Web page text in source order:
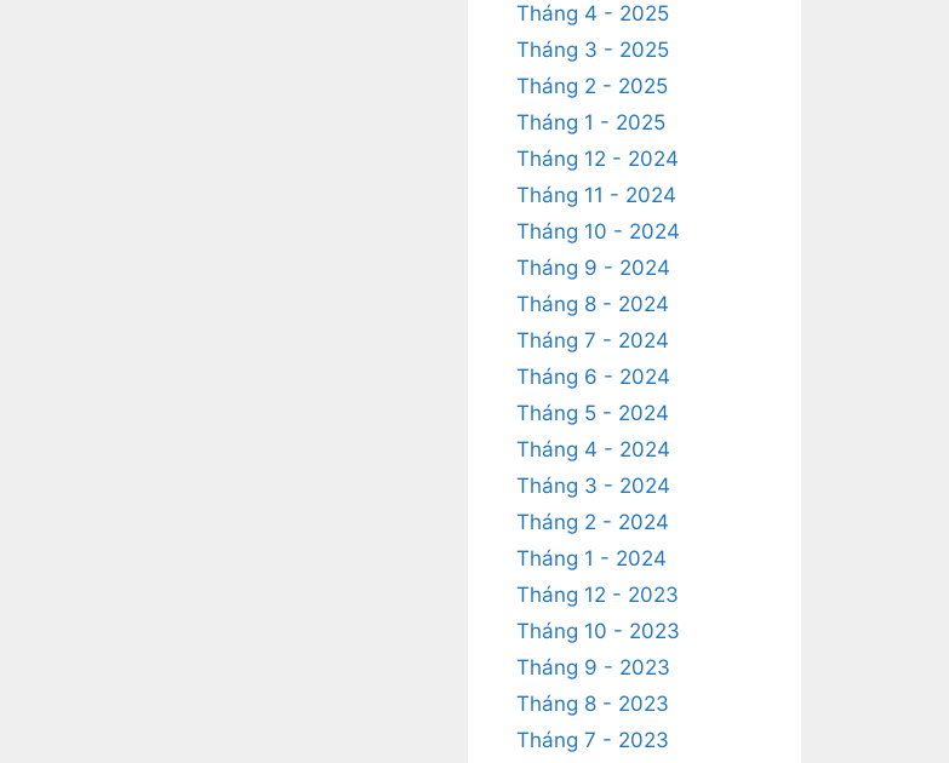
Tháng 4 - 2025
Tháng 3 - 2025
Tháng 2 - 2025
Tháng 1 - 2025
Tháng 12 - 2024
Tháng 11 - 2024
Tháng 10 - 2024
Tháng 9 - 2024
Tháng 8 - 2024
Tháng 7 - 2024
Tháng 6 - 2024
Tháng 5 - 2024
Tháng 4 - 2024
Tháng 3 - 2024
Tháng 2 - 2024
Tháng 1 - 2024
Tháng 12 - 2023
Tháng 10 - 2023
Tháng 9 - 2023
Tháng 8 - 2023
Tháng 7 - 2023